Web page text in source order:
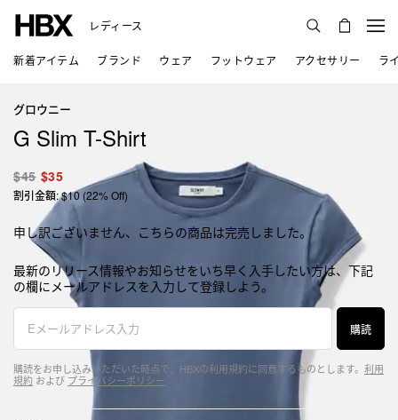
レディース
新着アイテム ブランド ウェア フットウェア アクセサリー ラ
グロウニー
G Slim T-Shirt
$45 $35
割引金額: $10 (22% Off)
申し訳ございません、こちらの商品は完売しました。
最新のリリース情報やお知らせをいち早く入手したい方は、下記
の欄にメールアドレスを入力して登録しよう。
購読
購読をお申し込みいただいた時点で、HBXの利用規約に同意するものとします。 利用
規約 および プライバシーポリシー